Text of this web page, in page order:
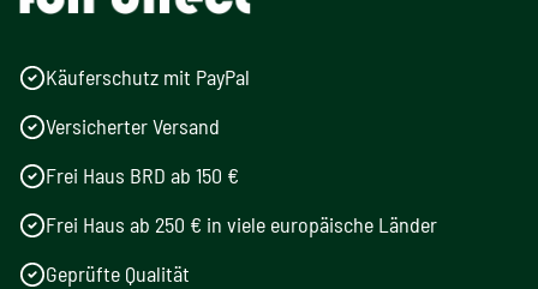
Käuferschutz mit PayPal
Versicherter Versand
Frei Haus BRD ab 150 €
Frei Haus ab 250 € in viele europäische Länder
Geprüfte Qualität